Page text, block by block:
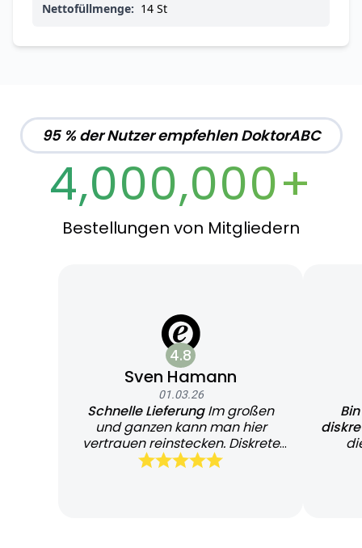
Nettofüllmenge: 14 St
95 % der Nutzer empfehlen DoktorABC
4,000,000+
Bestellungen von Mitgliedern
4.8
Sven Hamann
01.03.26
Schnelle LieferungIm großen
und ganzen kann man hier
vertrauen reinstecken. Diskrete
und schnelle Lieferung